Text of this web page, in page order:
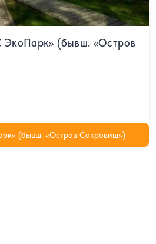
(бывш. «Остров
(бывш. «Остров Сокровищ»)